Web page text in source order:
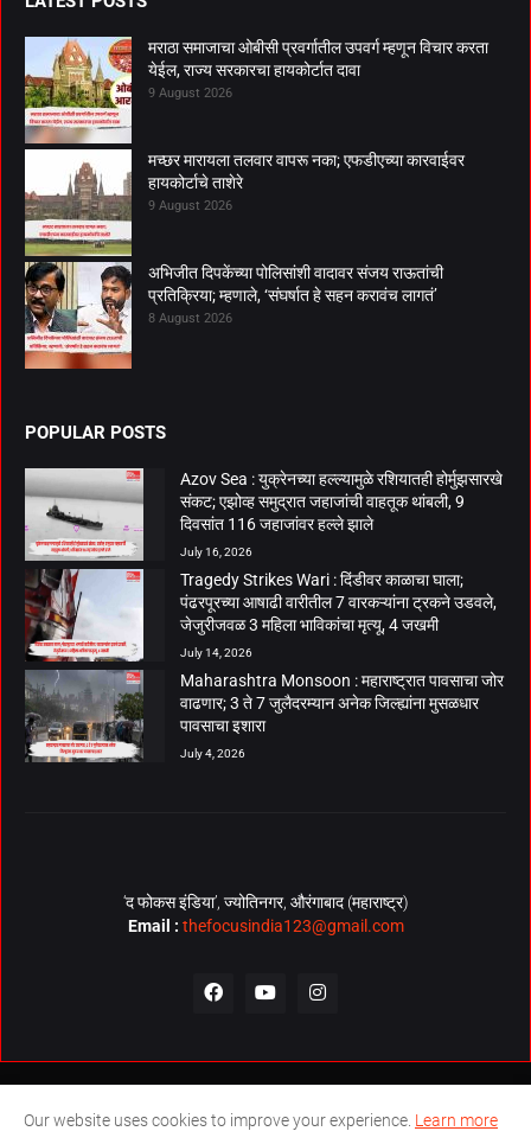
मराठा समाजाचा ओबीसी प्रवर्गातील उपवर्ग म्हणून विचार करता
येईल, राज्य सरकारचा हायकोर्टात दावा
9 August 2026
मच्छर मारायला तलवार वापरू नका; एफडीएच्या कारवाईवर
हायकोर्टाचे ताशेरे
9 August 2026
अभिजीत दिपकेंच्या पोलिसांशी वादावर संजय राऊतांची
प्रतिक्रिया; म्हणाले, ‘संघर्षात हे सहन करावंच लागतं’
8 August 2026
POPULAR POSTS
Azov Sea : युक्रेनच्या हल्ल्यामुळे रशियातही होर्मुझसारखे
संकट; एझोव्ह समुद्रात जहाजांची वाहतूक थांबली, 9
दिवसांत 116 जहाजांवर हल्ले झाले
July 16, 2026
Tragedy Strikes Wari : दिंडीवर काळाचा घाला;
पंढरपूरच्या आषाढी वारीतील 7 वारकऱ्यांना ट्रकने उडवले,
जेजुरीजवळ 3 महिला भाविकांचा मृत्यू, 4 जखमी
July 14, 2026
Maharashtra Monsoon : महाराष्ट्रात पावसाचा जोर
वाढणार; 3 ते 7 जुलैदरम्यान अनेक जिल्ह्यांना मुसळधार
पावसाचा इशारा
July 4, 2026
‘द फोकस इंडिया’, ज्योतिनगर, औरंगाबाद (महाराष्ट्र)
Email : thefocusindia123@gmail.com
About Us Contact Us The Focus India Policy
Our website uses cookies to improve your experience. Learn more